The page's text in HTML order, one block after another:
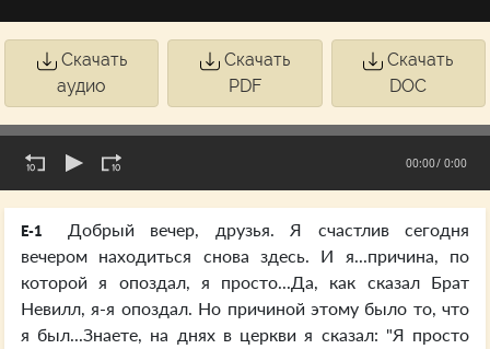
Скачать
аудио
Скачать
PDF
Скачать
DOC
00:00/ 0:00
E-1
Добрый вечер, друзья. Я счастлив сегодня
вечером находиться снова здесь. И я...причина, по
которой я опоздал, я просто...Да, как сказал Брат
Невилл, я-я опоздал. Но причиной этому было то, что
я был...Знаете, на днях в церкви я сказал: "Я просто